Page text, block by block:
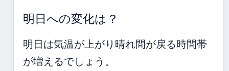
明日への変化は？
明日は気温が上がり晴れ間が戻る時間帯
が増えるでしょう。